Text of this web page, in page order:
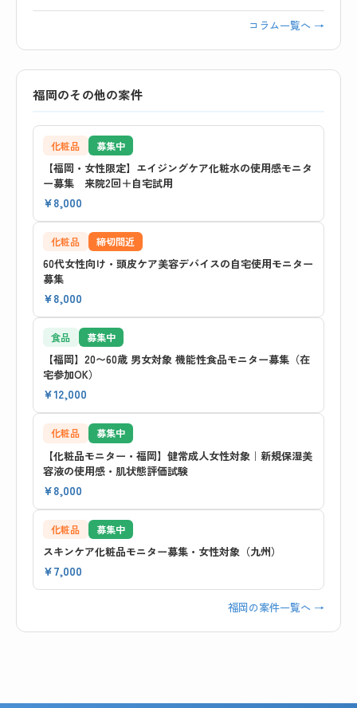
コラム一覧へ →
福岡のその他の案件
化粧品 募集中
【福岡・女性限定】エイジングケア化粧水の使用感モニタ
ー募集 来院2回＋自宅試用
¥8,000
化粧品 締切間近
60代女性向け・頭皮ケア美容デバイスの自宅使用モニター
募集
¥8,000
食品 募集中
【福岡】20〜60歳 男女対象 機能性食品モニター募集（在
宅参加OK）
¥12,000
化粧品 募集中
【化粧品モニター・福岡】健常成人女性対象｜新規保湿美
容液の使用感・肌状態評価試験
¥8,000
化粧品 募集中
スキンケア化粧品モニター募集・女性対象（九州）
¥7,000
福岡の案件一覧へ →